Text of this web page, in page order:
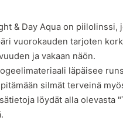
& Day Aqua on piilolinssi,
vuorokauden tarjoten
ja vakaan näön.
läpäisee
silmät terveinä
löydät alla olevasta